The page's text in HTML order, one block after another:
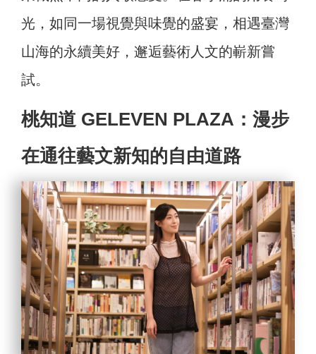
光，如同一場視覺與味覺的盛宴，相遇臺灣
山海的永續美好，邂逅藝術人文的嶄新嘗
試。
桃知道 GELEVEN PLAZA：漫步
在通往藝文新知的自由道路